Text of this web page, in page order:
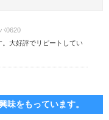
0620
大好評でリピートしてい
味をもっています。